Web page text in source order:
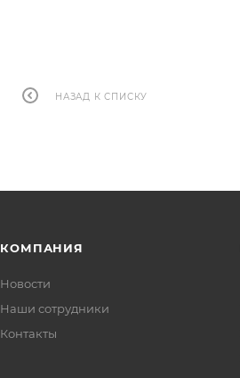
НАЗАД К СПИСКУ
КОМПАНИЯ
Новости
Наши сотрудники
Контакты